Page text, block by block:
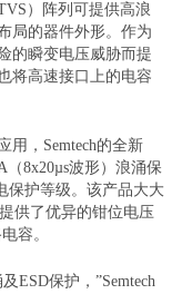
）阵列可提供高浪
局的器件外形。作为
的瞬变电压威胁而提
将高速接口上的电容
用，Semtech的全新
（8x20µs波形）浪涌保
保护等级。该产品大大
供了优异的钳位电压
容。
ESD保护，”Semtech